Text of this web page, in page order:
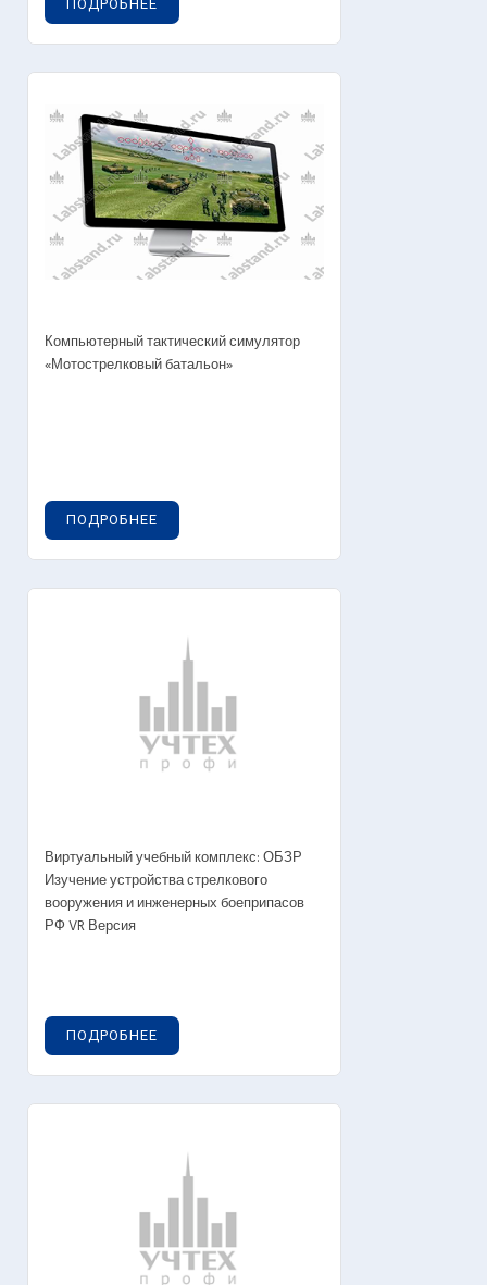
ПОДРОБНЕЕ
Компьютерный тактический симулятор
«Мотострелковый батальон»
ПОДРОБНЕЕ
Виртуальный учебный комплекс: ОБЗР
Изучение устройства стрелкового
вооружения и инженерных боеприпасов
РФ VR Версия
ПОДРОБНЕЕ